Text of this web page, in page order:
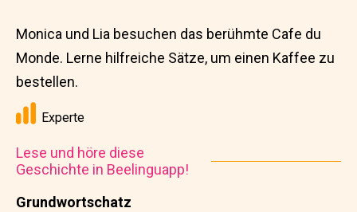
Grundwortschatz
Monica und Lia besuchen das berühmte Cafe du
Monde. Lerne hilfreiche Sätze, um einen Kaffee zu
bestellen.
Experte
Lese und höre diese
Geschichte in Beelinguapp!